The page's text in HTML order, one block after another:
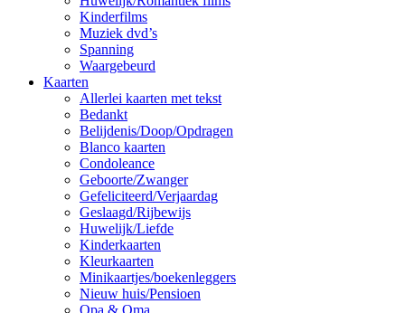
Kinderfilms
Muziek dvd’s
Spanning
Waargebeurd
Kaarten
Allerlei kaarten met tekst
Bedankt
Belijdenis/Doop/Opdragen
Blanco kaarten
Condoleance
Geboorte/Zwanger
Gefeliciteerd/Verjaardag
Geslaagd/Rijbewijs
Huwelijk/Liefde
Kinderkaarten
Kleurkaarten
Minikaartjes/boekenleggers
Nieuw huis/Pensioen
Opa & Oma